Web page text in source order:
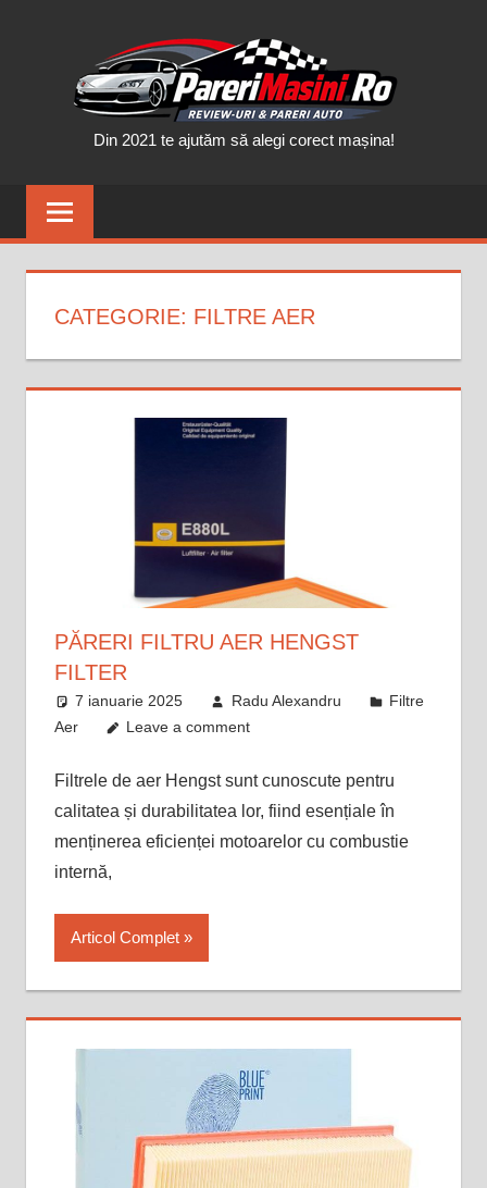
Din 2021 te ajutăm să alegi corect mașina!
CATEGORIE: FILTRE AER
PĂRERI FILTRU AER HENGST
FILTER
7 ianuarie 2025 Radu Alexandru
Filtre
Aer
Leave a comment
Filtrele de aer Hengst sunt cunoscute pentru
calitatea și durabilitatea lor, fiind esențiale în
menținerea eficienței motoarelor cu combustie
internă,
Articol Complet